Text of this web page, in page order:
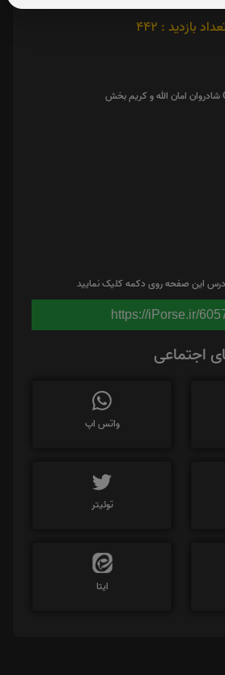
بازدید : 442
این صفحه روی دکمه کلیک نمایید
https://iPorse.ir/
اجتماعی
واتس اپ
توئیتر
ایتا